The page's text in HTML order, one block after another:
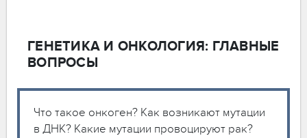
ГЕНЕТИКА И ОНКОЛОГИЯ: ГЛАВНЫЕ
ВОПРОСЫ
Что такое онкоген? Как возникают мутации
в ДНК? Какие мутации провоцируют рак?